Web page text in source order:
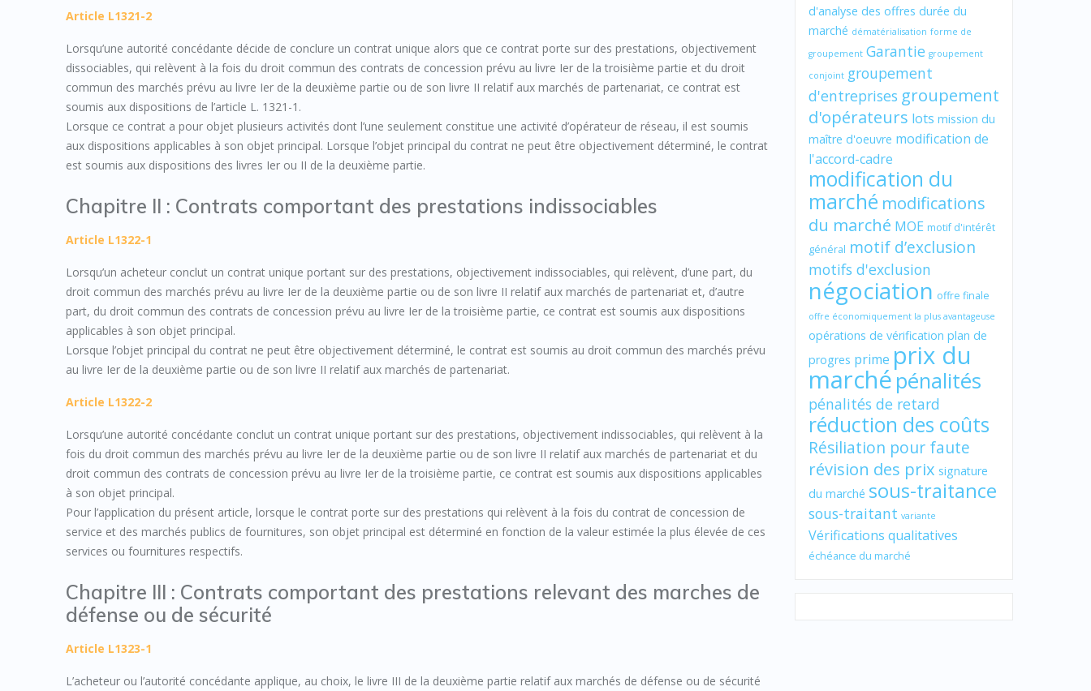
Article L1321-2
Lorsqu’une autorité concédante décide de conclure un contrat unique alors que ce contrat porte sur des prestations, objectivement
dissociables, qui relèvent à la fois du droit commun des contrats de concession prévu au livre Ier de la troisième partie et du droit
commun des marchés prévu au livre Ier de la deuxième partie ou de son livre II relatif aux marchés de partenariat, ce contrat est
soumis aux dispositions de l’article L. 1321-1.
Lorsque ce contrat a pour objet plusieurs activités dont l’une seulement constitue une activité d’opérateur de réseau, il est soumis
aux dispositions applicables à son objet principal. Lorsque l’objet principal du contrat ne peut être objectivement déterminé, le contrat
est soumis aux dispositions des livres Ier ou II de la deuxième partie.
Chapitre II : Contrats comportant des prestations indissociables
Article L1322-1
Lorsqu’un acheteur conclut un contrat unique portant sur des prestations, objectivement indissociables, qui relèvent, d’une part, du
droit commun des marchés prévu au livre Ier de la deuxième partie ou de son livre II relatif aux marchés de partenariat et, d’autre
part, du droit commun des contrats de concession prévu au livre Ier de la troisième partie, ce contrat est soumis aux dispositions
applicables à son objet principal.
Lorsque l’objet principal du contrat ne peut être objectivement déterminé, le contrat est soumis au droit commun des marchés prévu
au livre Ier de la deuxième partie ou de son livre II relatif aux marchés de partenariat.
Article L1322-2
Lorsqu’une autorité concédante conclut un contrat unique portant sur des prestations, objectivement indissociables, qui relèvent à la
fois du droit commun des marchés prévu au livre Ier de la deuxième partie ou de son livre II relatif aux marchés de partenariat et du
droit commun des contrats de concession prévu au livre Ier de la troisième partie, ce contrat est soumis aux dispositions applicables
à son objet principal.
Pour l’application du présent article, lorsque le contrat porte sur des prestations qui relèvent à la fois du contrat de concession de
service et des marchés publics de fournitures, son objet principal est déterminé en fonction de la valeur estimée la plus élevée de ces
services ou fournitures respectifs.
Chapitre III : Contrats comportant des prestations relevant des marches de
défense ou de sécurité
Article L1323-1
L’acheteur ou l’autorité concédante applique, au choix, le livre III de la deuxième partie relatif aux marchés de défense ou de sécurité
d'analyse des offres durée du
marché dématérialisation forme de
groupement Garantie groupement
conjoint groupement
d'entreprises groupement
d'opérateurs lots mission du
maître d'oeuvre modification de
l'accord-cadre
modification du
marché modifications
du marché MOE motif d'intérêt
général motif d’exclusion
motifs d'exclusion
négociation offre finale
offre économiquement la plus avantageuse
opérations de vérification plan de
progres prime prix du
marché pénalités
pénalités de retard
réduction des coûts
Résiliation pour faute
révision des prix signature
du marché sous-traitance
sous-traitant variante
Vérifications qualitatives
échéance du marché